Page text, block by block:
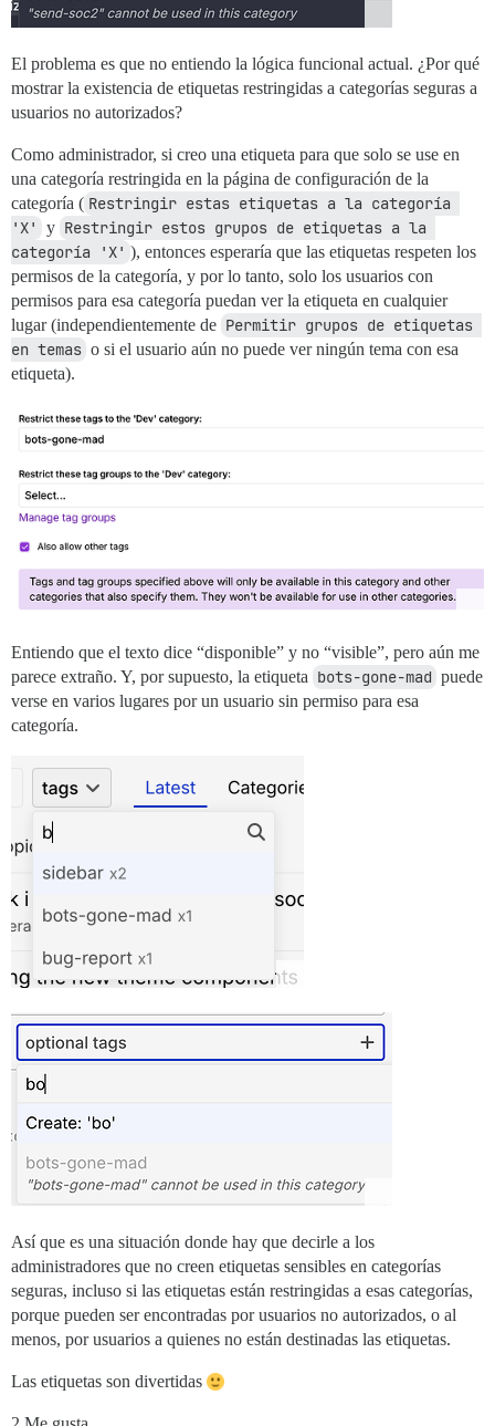
El problema es que no entiendo la lógica funcional actual. ¿Por qué
mostrar la existencia de etiquetas restringidas a categorías seguras a
usuarios no autorizados?
Como administrador, si creo una etiqueta para que solo se use en
una categoría restringida en la página de configuración de la
categoría ( Restringir estas etiquetas a la categoría
'X'
y Restringir estos grupos de etiquetas a la
categoría 'X' ), entonces esperaría que las etiquetas respeten los
permisos de la categoría, y por lo tanto, solo los usuarios con
permisos para esa categoría puedan ver la etiqueta en cualquier
lugar (independientemente de Permitir grupos de etiquetas
en temas o si el usuario aún no puede ver ningún tema con esa
etiqueta).
Entiendo que el texto dice “disponible” y no “visible”, pero aún me
parece extraño. Y, por supuesto, la etiqueta bots-gone-mad puede
verse en varios lugares por un usuario sin permiso para esa
categoría.
Así que es una situación donde hay que decirle a los
administradores que no creen etiquetas sensibles en categorías
seguras, incluso si las etiquetas están restringidas a esas categorías,
porque pueden ser encontradas por usuarios no autorizados, o al
menos, por usuarios a quienes no están destinadas las etiquetas.
Las etiquetas son divertidas